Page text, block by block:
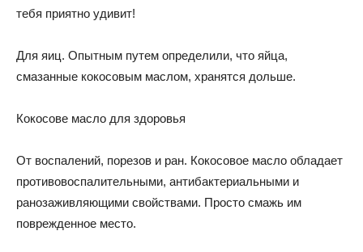
тебя приятно удивит!
Для яиц. Опытным путем определили, что яйца,
смазанные кокосовым маслом, хранятся дольше.
Кокосове масло для здоровья
От воспалений, порезов и ран. Кокосовое масло обладает
противовоспалительными, антибактериальными и
ранозаживляющими свойствами. Просто смажь им
поврежденное место.